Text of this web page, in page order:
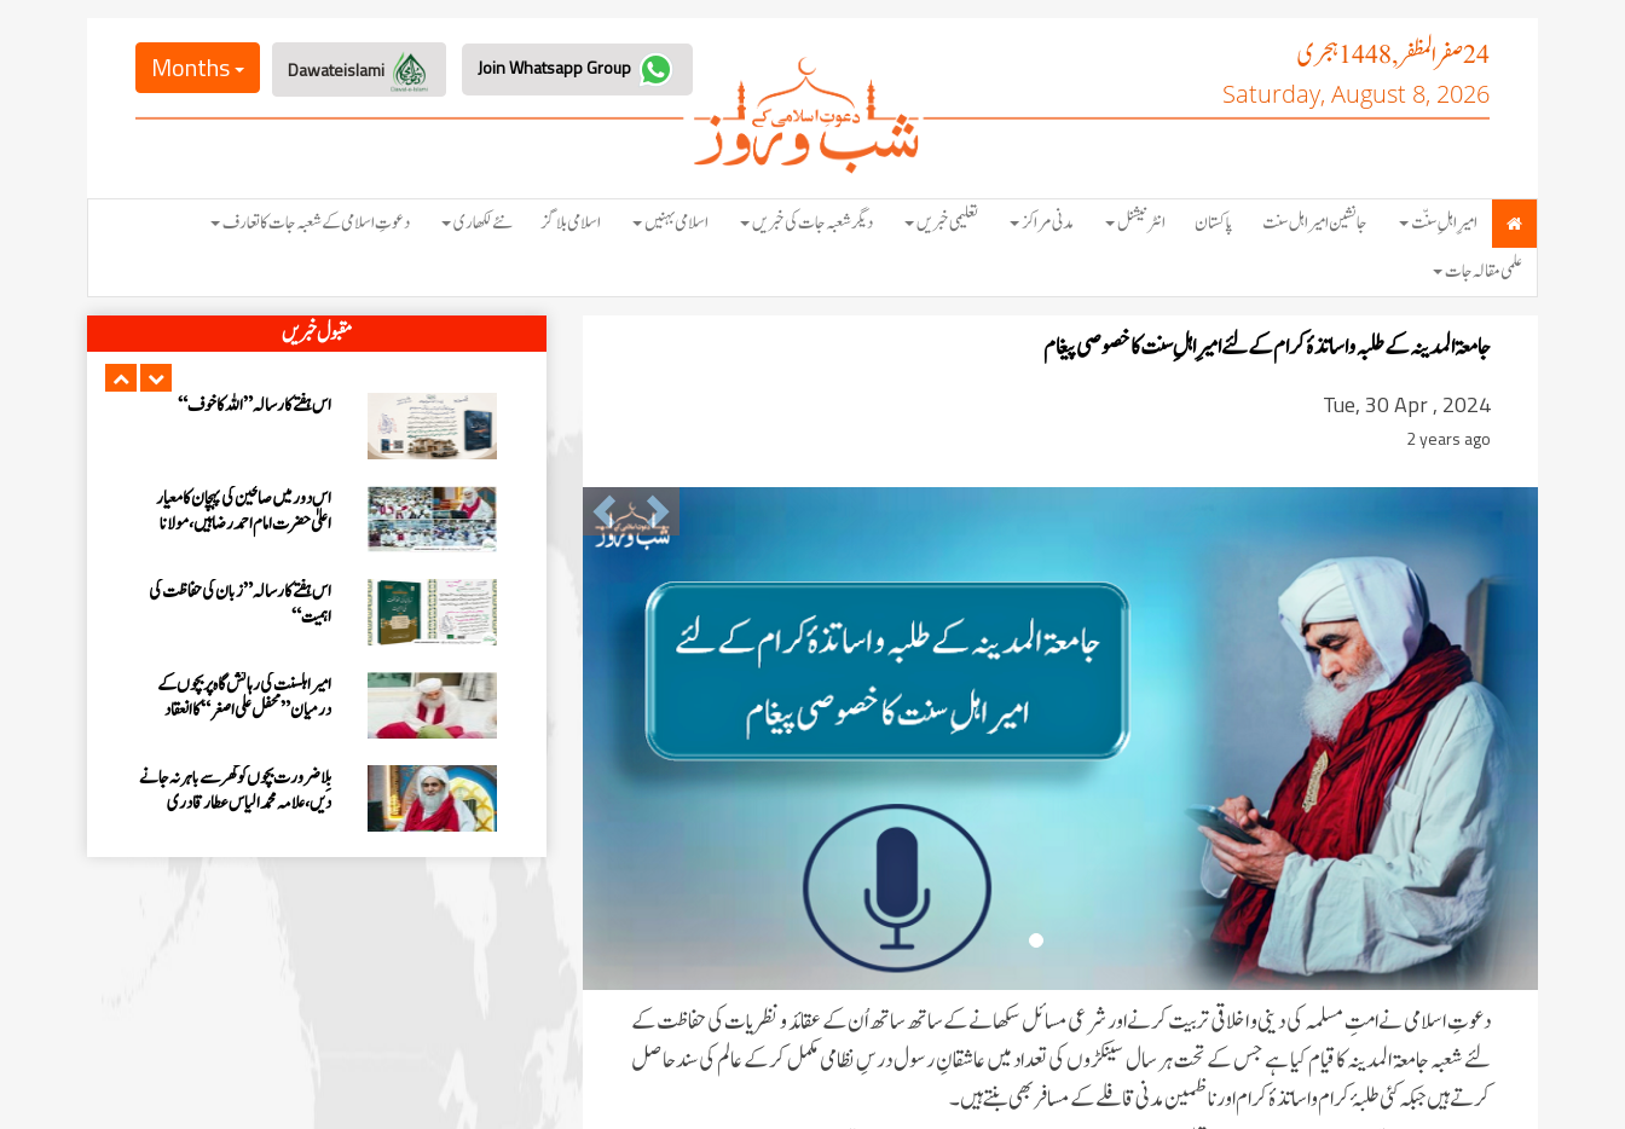
24صفر المظفر, 1448 ہجری
Saturday, August 8, 2026
Months
امیرِ اہلِ سنّت جانشین امیر اہل سنت پاکستان انٹرنیشنل مدنی مراکز تعلیمی خبریں دیگر شعبہ جات کی خبریں اسلامی بہنیں اسلامی بلاگز نئے لکھاری
دعوتِ اسلامی کے شعبہ جات کا تعارف
علمی مقالہ جات
جامعۃ المدینہ کے طلبہ و اساتذۂ کرام کے لئے امیرِ اہلِ سنت کاخصوصی پیغام
Tue, 30 Apr , 2024
2 years ago
Previous Next
دعوتِ اسلامی نے امتِ مسلمہ کی دینی و اخلاقی تربیت کرنےاور شرعی مسائل سکھانےکے ساتھ ساتھ اُن کے عقائد و نظریات کی حفاظت کے
لئے شعبہ جامعۃ المدینہ کا قیام کیا ہے جس کے تحت ہر سال سینکڑوں کی تعداد میں عاشقانِ رسول درسِ نظامی مکمل کرکے عالم کی سند حاصل
کرتے ہیں جبکہ کئی طلبۂ کرام و اساتذۂ کرام اور ناظمین مدنی قافلے کے مسافر بھی بنتے ہیں۔
مقبول خبریں
“
زلزلے کا اصل سبب لوگوں کے گناہ
سید مختار اشرف رضوی صاحب کی اہلیہ
کے انتقال پر امیر اہلسنت کی تعزیت
اس ہفتے کا رسالہ ”اللہ کا خوف“
اس دور میں صالحین کی پہچان کا معیار
اعلیٰ حضر ت امام احمد رضا ہیں، مولانا
اس ہفتے کا رسالہ ” زبان کی حفاظت کی
اہمیت“
امیر اہلسنت کی رہائش گاہ پر بچوں کے
درمیان” محفل علی اصغر “کا انعقاد
بِلا ضرورت بچوں کو گھر سے باہر نہ جانے
دیں، علامہ محمد الیاس عطار قادری